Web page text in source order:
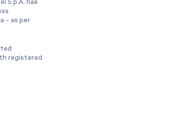
S.p.A. has
- as per
registered